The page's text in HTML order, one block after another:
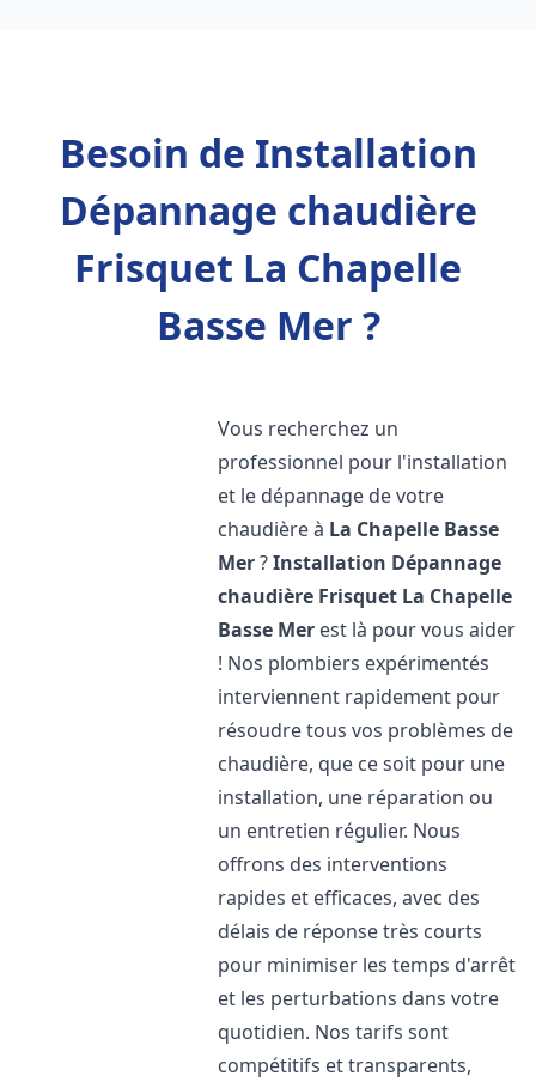
Besoin de Installation
Dépannage chaudière
Frisquet La Chapelle
Basse Mer ?
Vous recherchez un
professionnel pour l'installation
et le dépannage de votre
chaudière à La Chapelle Basse
Mer?Installation Dépannage
chaudière Frisquet La Chapelle
Basse Mer est là pour vous aider
! Nos plombiers expérimentés
interviennent rapidement pour
résoudre tous vos problèmes de
chaudière, que ce soit pour une
installation, une réparation ou
un entretien régulier. Nous
offrons des interventions
rapides et efficaces, avec des
délais de réponse très courts
pour minimiser les temps d'arrêt
et les perturbations dans votre
quotidien. Nos tarifs sont
compétitifs et transparents,